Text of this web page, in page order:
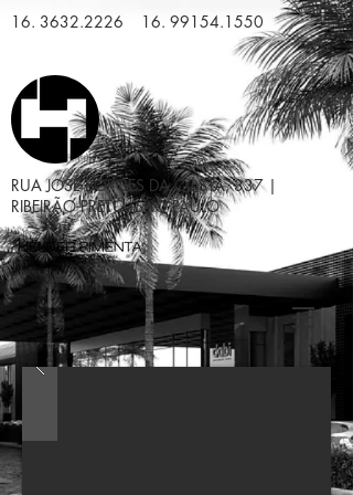
16. 3632.2226 16. 99154.1550
RUA JOSÉ BORGES DA COSTA, 337 |
RIBEIRÃO PRETO/SÃO PAULO